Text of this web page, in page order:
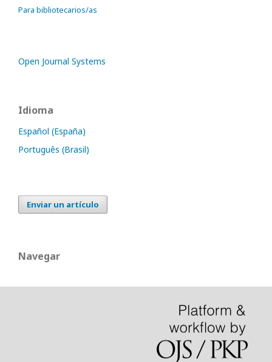
Para bibliotecarios/as
Open Journal Systems
Idioma
Español (España)
Português (Brasil)
Enviar un artículo
Navegar